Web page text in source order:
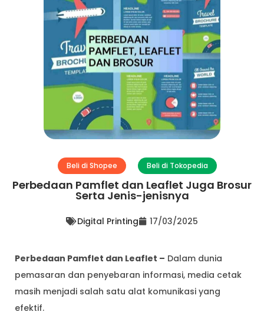
Beli di Shopee Beli di Tokopedia
Perbedaan Pamflet dan Leaflet Juga Brosur
Serta Jenis-jenisnya
Digital Printing 17/03/2025
Perbedaan Pamflet dan Leaflet – Dalam dunia
pemasaran dan penyebaran informasi, media cetak
masih menjadi salah satu alat komunikasi yang
efektif.